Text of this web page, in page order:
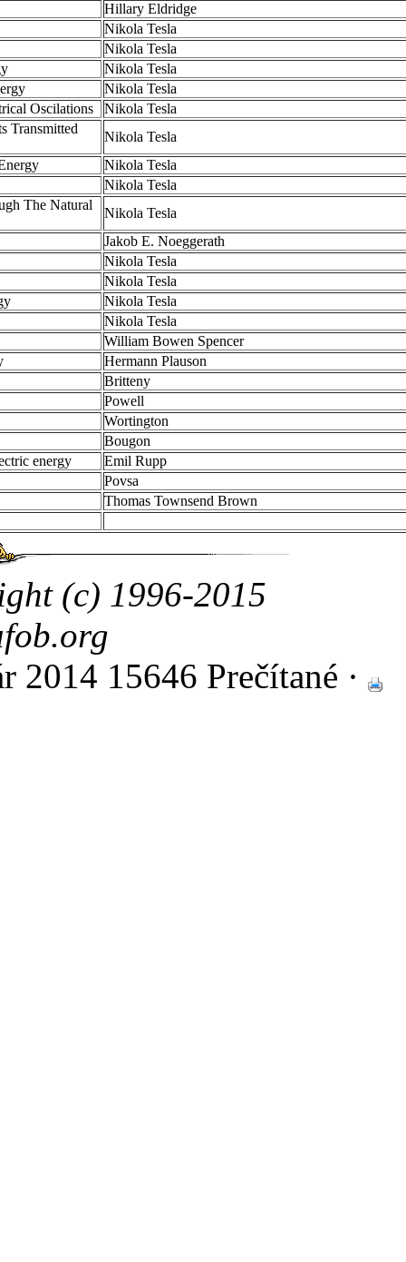
Hillary Eldridge
Nikola Tesla
Nikola Tesla
Nikola Tesla
Nikola Tesla
Oscilations
Nikola Tesla
Transmitted
Nikola Tesla
Nikola Tesla
Nikola Tesla
The Natural
Nikola Tesla
Jakob E. Noeggerath
Nikola Tesla
Nikola Tesla
Nikola Tesla
Nikola Tesla
William Bowen Spencer
Hermann Plauson
Britteny
Powell
Wortington
Bougon
energy
Emil Rupp
Povsa
Thomas Townsend Brown
(c) 1996-2015
2014 15646 Prečítané ·